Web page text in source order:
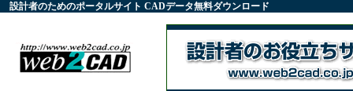
設計者のためのポータルサイト CADデータ無料ダウンロード